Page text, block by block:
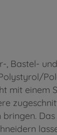
Bastel-
mit